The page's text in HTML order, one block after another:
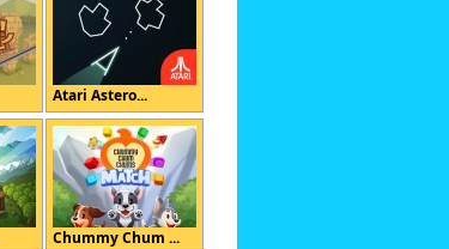
Atari Astero...
Chummy Chum ...